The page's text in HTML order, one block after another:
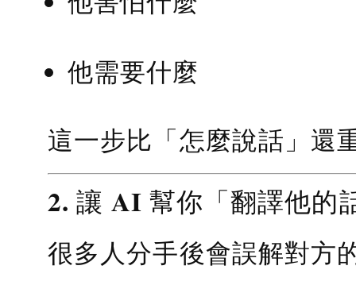
他需要什麼
這一步比「怎麼說話」還
2. 讓 AI 幫你「翻譯他的
很多人分手後會誤解對方